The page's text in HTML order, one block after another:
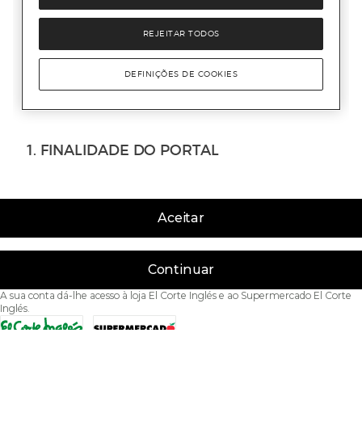
Aceitar
Continuar
A sua conta dá-lhe acesso à loja El Corte Inglés e ao Supermercado El Corte
Inglés.